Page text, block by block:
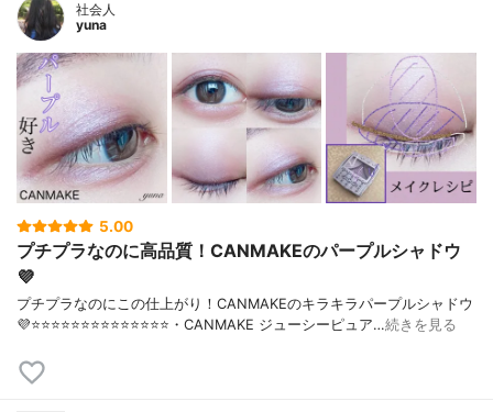
社会人
yuna
5.00
プチプラなのに高品質！CANMAKEのパープルシャドウ
💜
プチプラなのにこの仕上がり！CANMAKEのキラキラパープルシャドウ
💜⭐️⭐️⭐️⭐️⭐️⭐️⭐️⭐️⭐️⭐️⭐️⭐️⭐️⭐️・CANMAKE ジューシーピュア…続きを見る